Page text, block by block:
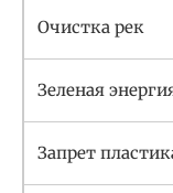
Очистка рек
Зеленая
Запрет